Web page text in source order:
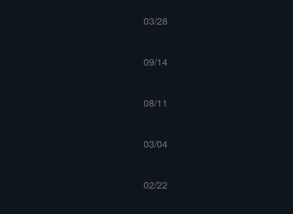
03/28
09/14
08/11
03/04
02/22